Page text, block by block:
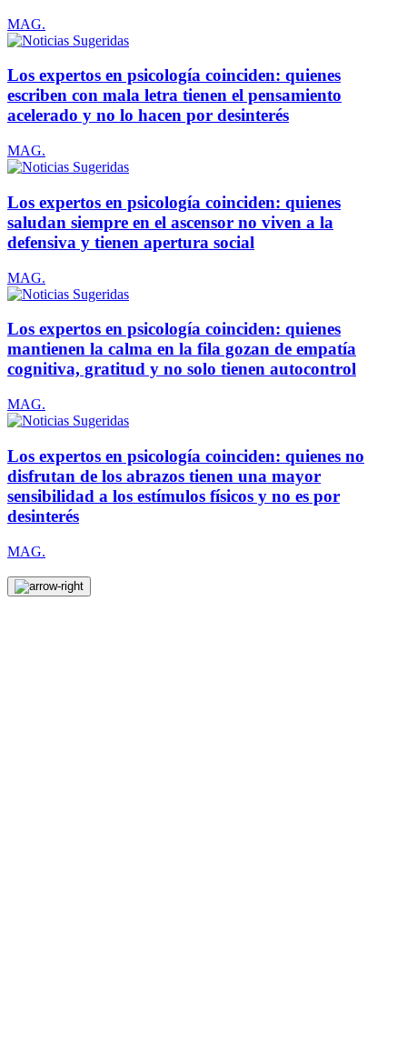
MAG.
Los expertos en psicología coinciden: quienes
escriben con mala letra tienen el pensamiento
acelerado y no lo hacen por desinterés
MAG.
Los expertos en psicología coinciden: quienes
saludan siempre en el ascensor no viven a la
defensiva y tienen apertura social
MAG.
Los expertos en psicología coinciden: quienes
mantienen la calma en la fila gozan de empatía
cognitiva, gratitud y no solo tienen autocontrol
MAG.
Los expertos en psicología coinciden: quienes no
disfrutan de los abrazos tienen una mayor
sensibilidad a los estímulos físicos y no es por
desinterés
MAG.